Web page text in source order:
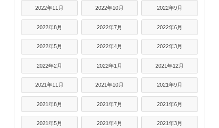
2022年11月 2022年10月 2022年9月
2022年8月 2022年7月 2022年6月
2022年5月 2022年4月 2022年3月
2022年2月 2022年1月 2021年12月
2021年11月 2021年10月 2021年9月
2021年8月 2021年7月 2021年6月
2021年5月 2021年4月 2021年3月